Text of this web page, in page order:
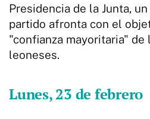
Presidencia de la Junta,
partido afronta con el
"confianza mayoritaria"
leoneses.
Lunes, 23 de febrero